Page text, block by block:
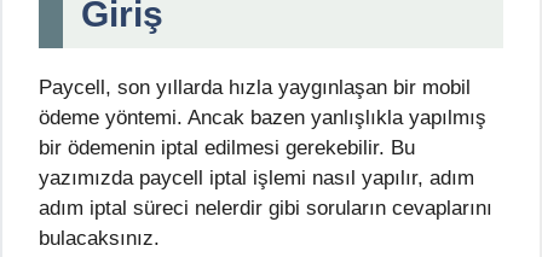
Giriş
Paycell, son yıllarda hızla yaygınlaşan bir mobil
ödeme yöntemi. Ancak bazen yanlışlıkla yapılmış
bir ödemenin iptal edilmesi gerekebilir. Bu
yazımızda paycell iptal işlemi nasıl yapılır, adım
adım iptal süreci nelerdir gibi soruların cevaplarını
bulacaksınız.